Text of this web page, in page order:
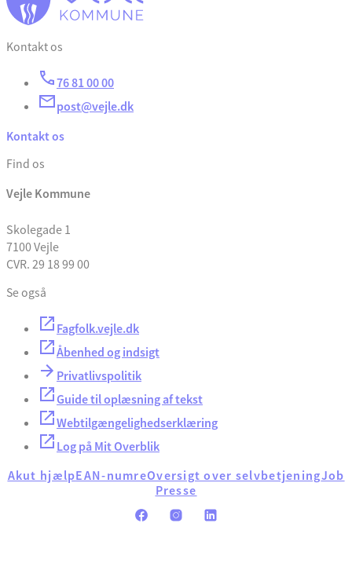
Kontakt os
76 81 00 00
post@vejle.dk
Kontakt os
Find os
Vejle Kommune
Skolegade 1
7100 Vejle
CVR. 29 18 99 00
Se også
Fagfolk.vejle.dk
Åbenhed og indsigt
Privatlivspolitik
Guide til oplæsning af tekst
Webtilgængelighedserklæring
Log på Mit Overblik
Akut hjælpEAN-numreOversigt over selvbetjeningJob
Presse